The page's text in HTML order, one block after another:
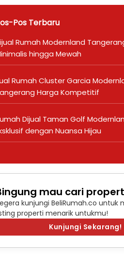
Pos Terbaru
Rumah Modernland
hingga Mewah
Rumah Cluster Garcia
Harga Kompetitif
Dijual Taman Golf
dengan Nuansa Hijau
mau cari
kunjungi BeliRumah.co untuk
properti menarik untukmu!
Kunjungi Sekarang!